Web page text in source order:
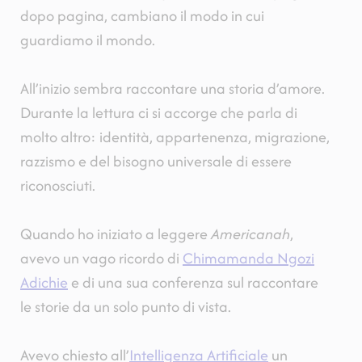
dopo pagina, cambiano il modo in cui
guardiamo il mondo.
All’inizio sembra raccontare una storia d’amore.
Durante la lettura ci si accorge che parla di
molto altro: identità, appartenenza, migrazione,
razzismo e del bisogno universale di essere
riconosciuti.
Quando ho iniziato a leggereAmericanah,
avevo un vago ricordo di Chimamanda Ngozi
Adichie e di una sua conferenza sul raccontare
le storie da un solo punto di vista.
Avevo chiesto all’Intelligenza Artificiale un